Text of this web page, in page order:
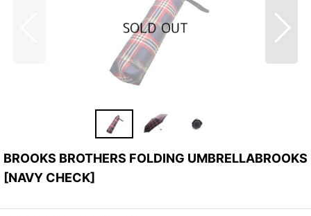
BROOKS BROTHERS FOLDING UMBRELLABROOKS
[NAVY CHECK]